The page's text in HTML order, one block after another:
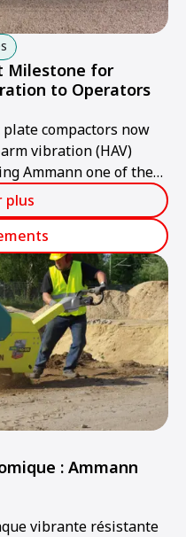
Milestone for
to Operators
compactors now
vibration (HAV)
Ammann one of the
The handle
the field and is now
APH Vibratory
plus
: Ammann
vibrante résistante